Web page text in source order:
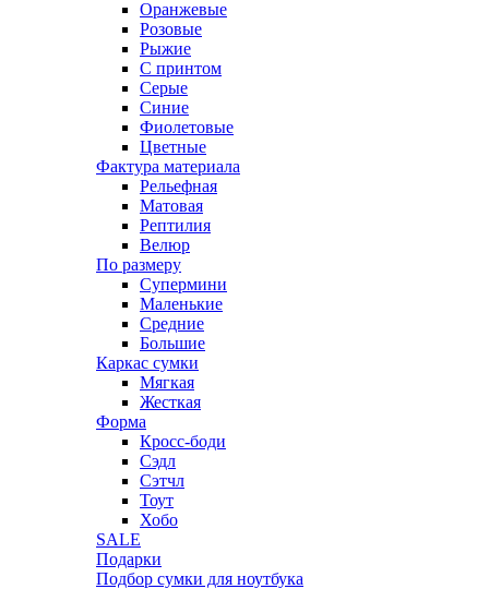
Оранжевые
Розовые
Рыжие
С принтом
Серые
Синие
Фиолетовые
Цветные
Фактура материала
Рельефная
Матовая
Рептилия
Велюр
По размеру
Супермини
Маленькие
Средние
Большие
Каркас сумки
Мягкая
Жесткая
Форма
Кросс-боди
Сэдл
Сэтчл
Тоут
Хобо
SALE
Подарки
Подбор сумки для ноутбука